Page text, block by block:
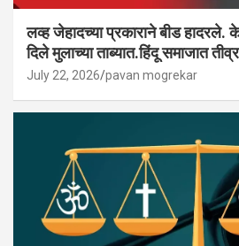
लव्ह जेहादच्या प्रकाराने बीड हादरले.
दिले मुलाच्या ताब्यात.हिंदू समाजात
July 22, 2026 pavan mogrekar